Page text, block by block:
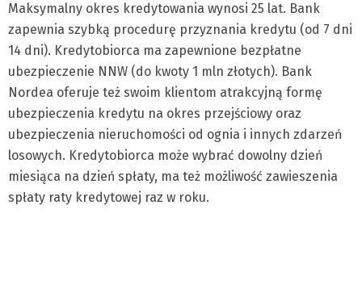
Maksymalny okres kredytowania wynosi 25 lat. Bank
zapewnia szybką procedurę przyznania kredytu (od 7 dni
14 dni). Kredytobiorca ma zapewnione bezpłatne
ubezpieczenie NNW (do kwoty 1 mln złotych). Bank
Nordea oferuje też swoim klientom atrakcyjną formę
ubezpieczenia kredytu na okres przejściowy oraz
ubezpieczenia nieruchomości od ognia i innych zdarzeń
losowych. Kredytobiorca może wybrać dowolny dzień
miesiąca na dzień spłaty, ma też możliwość zawieszenia
spłaty raty kredytowej raz w roku.